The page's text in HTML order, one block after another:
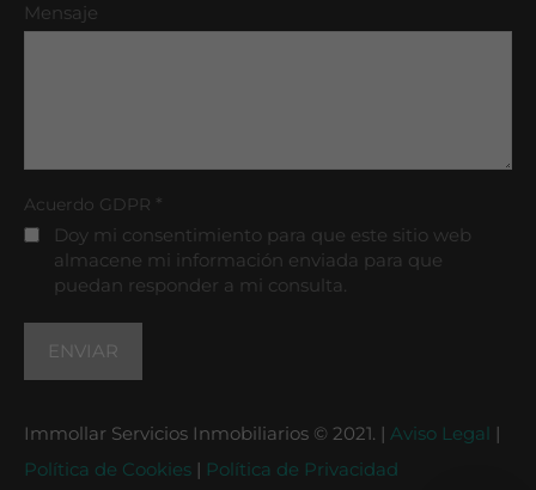
Mensaje
Acuerdo GDPR *
Doy mi consentimiento para que este sitio web
almacene mi información enviada para que
puedan responder a mi consulta.
Immollar Servicios Inmobiliarios © 2021. | Aviso Legal
|
Política de Cookies | Política de Privacidad